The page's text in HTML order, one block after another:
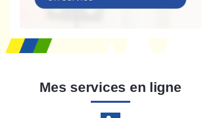
Mes services en ligne